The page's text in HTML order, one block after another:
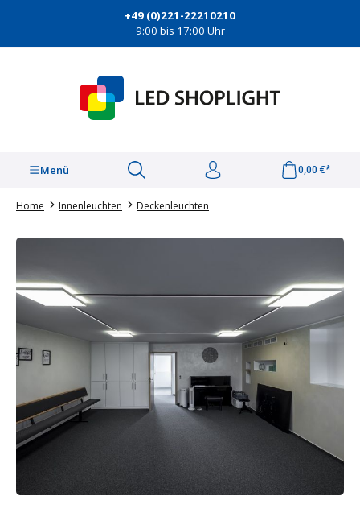
+49 (0)221-22210210
9:00 bis 17:00 Uhr
Menü 0,00 €*
Home Innenleuchten Deckenleuchten